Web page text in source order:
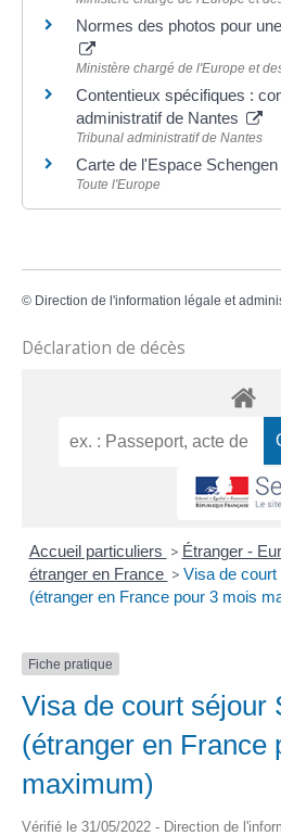
Normes des photos pour
Ministère chargé de l'Europe et
Contentieux spécifiques :
administratif de Nantes
Tribunal administratif de Nantes
Carte de l'Espace Schengen
Toute l'Europe
© Direction de l'information légale et
Déclaration de décès
Accueil particuliers > Étranger -
étranger en France > Visa de
(étranger en France pour 3 mois
Fiche pratique
Visa de court séjour
(étranger en France
maximum)
Vérifié le 31/05/2022 - Direction de